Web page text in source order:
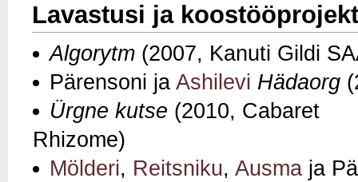
Lavastusi ja
Algorytm (2007, Kanuti Gildi
Pärensoni ja Ashilevi Hädaorg
Ürgne kutse (2010, Cabaret
Mölderi, Reitsniku, Ausma ja